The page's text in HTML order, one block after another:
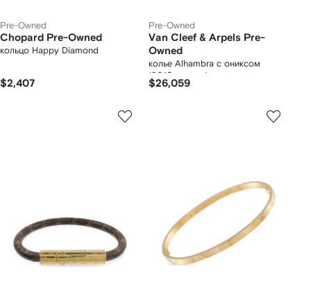
Pre-Owned
Chopard Pre-Owned
кольцо Happy Diamond
$2,407
Pre-Owned
Van Cleef & Arpels Pre-
Owned
колье Alhambra с ониксом
(2010-е годы)
$26,059